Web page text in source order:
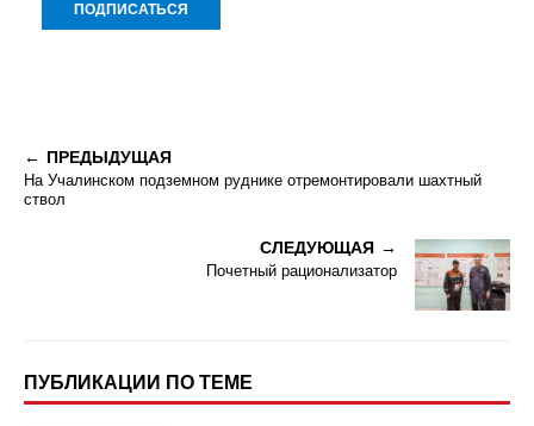
ПРЕДЫДУЩАЯ
На Учалинском подземном руднике отремонтировали шахтный
ствол
СЛЕДУЮЩАЯ
Почетный рационализатор
ПУБЛИКАЦИИ ПО ТЕМЕ